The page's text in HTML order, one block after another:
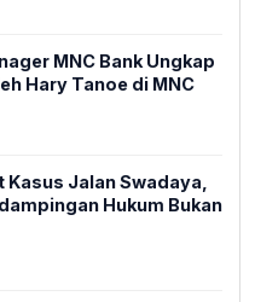
MNC Bank Ungkap
Hary Tanoe di MNC
Jalan Swadaya,
Hukum Bukan